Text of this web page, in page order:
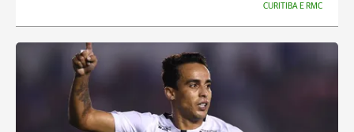
CURITIBA E RMC